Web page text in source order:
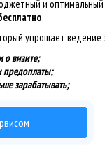
и
.
упрощает ведение
о визите;
предоплаты;
зарабатывать;